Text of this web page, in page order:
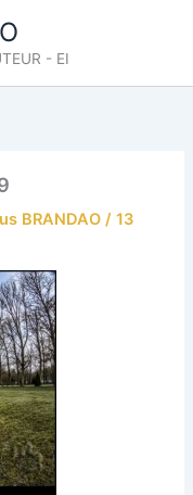
- EI
BRANDAO/13